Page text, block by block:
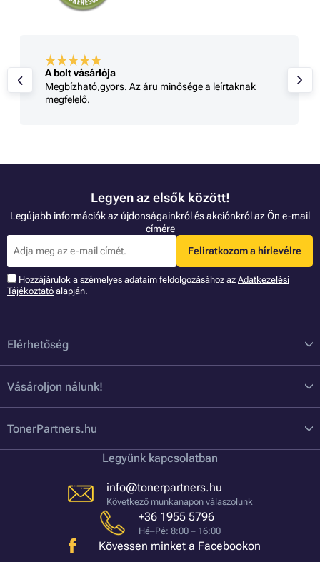
A bolt vásárlója
Megbízható,gyors. Az áru minősége a leírtaknak
megfelelő.
Legyen az elsők között!
Legújabb információk az újdonságainkról és akciónkról az Ön e-mail
címére
Feliratkozom a hírlevélre
Hozzájárulok a szémelyes adataim feldolgozásához az Adatkezelési
Tájékoztató alapján.
Elérhetőség
Vásároljon nálunk!
TonerPartners.hu
Legyünk kapcsolatban
info@tonerpartners.hu
Következő munkanapon válaszolunk
+36 1955 5796
Hé–Pé: 8:00 – 16:00
Kövessen minket a Facebookon